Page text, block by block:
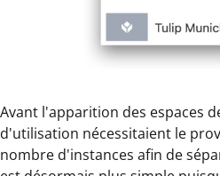
Avant l'apparition des espaces
d'utilisation nécessitaient le
nombre d'instances afin de